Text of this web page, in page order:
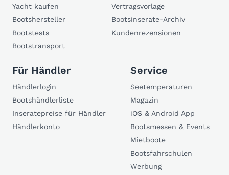
Yacht kaufen
Bootshersteller
Bootstests
Bootstransport
Vertragsvorlage
Bootsinserate-Archiv
Kundenrezensionen
Für Händler
Händlerlogin
Bootshändlerliste
Inseratepreise für Händler
Händlerkonto
Service
Seetemperaturen
Magazin
iOS & Android App
Bootsmessen & Events
Mietboote
Bootsfahrschulen
Werbung